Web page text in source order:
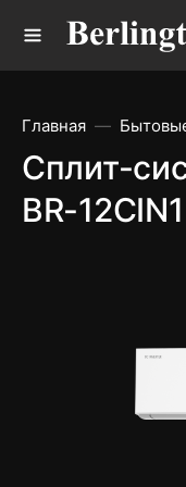
Главная
Сплит-
BR-12CIN1